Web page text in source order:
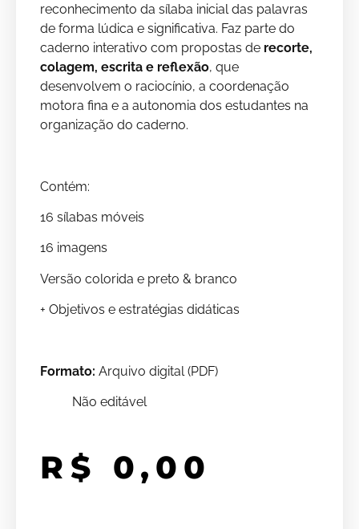
reconhecimento da sílaba inicial das palavras
de forma lúdica e significativa. Faz parte do
caderno interativo com propostas de recorte,
colagem, escrita e reflexão, que
desenvolvem o raciocínio, a coordenação
motora fina e a autonomia dos estudantes na
organização do caderno.
Contém:
16 sílabas móveis
16 imagens
Versão colorida e preto & branco
+ Objetivos e estratégias didáticas
Formato: Arquivo digital (PDF)
Não editável
R$ 0,00